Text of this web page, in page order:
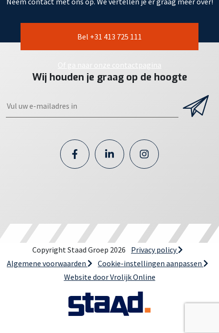
Bel +31 413 725 111
Of ga naar onze contactpagina
Wij houden je graag op de hoogte
Copyright Staad Groep 2026
Privacy policy
Algemene voorwaarden
Cookie-instellingen aanpassen
Website door Vrolijk Online